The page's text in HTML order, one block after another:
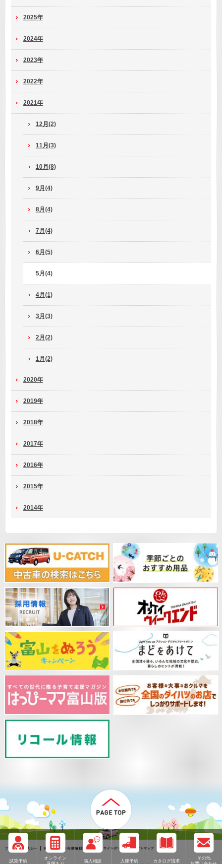
試乗予約
オンライン
購入相談 入庫予約 カタログ請求
その他
2025年
2024年
2023年
2022年
2021年
12月(2)
11月(3)
10月(8)
9月(4)
8月(4)
7月(4)
6月(5)
5月(4)
4月(1)
3月(3)
2月(2)
1月(2)
2020年
2019年
2018年
2017年
2016年
2015年
2014年